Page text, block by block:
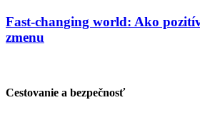
Fast-changing world: Ako
zmenu
Cestovanie a bezpečnosť